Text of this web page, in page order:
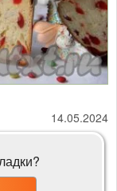
14.05.2024